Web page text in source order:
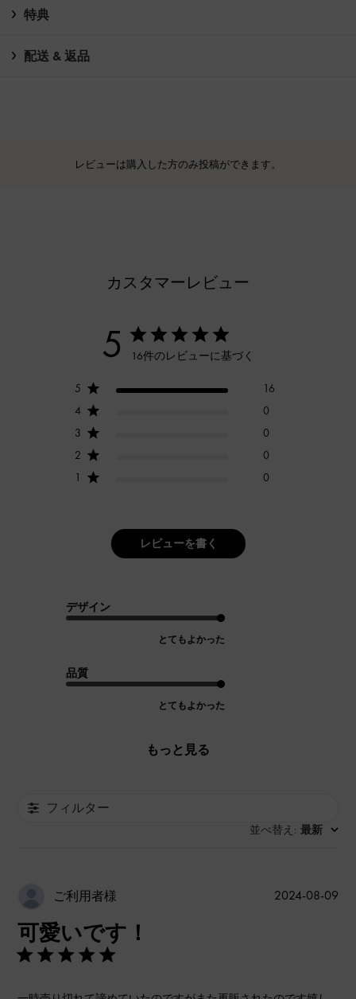
特典
配送 & 返品
レビューは購入した方のみ投稿ができます。
カスタマーレビュー
5 16件のレビューに基づく
5
16
4
0
3
0
2
0
1
0
レビューを書く
デザイン
とてもよかった
品質
とてもよかった
もっと見る
フィルター
並べ替え : 最新
ご利用者様
可愛いです！
公
2024-08-09